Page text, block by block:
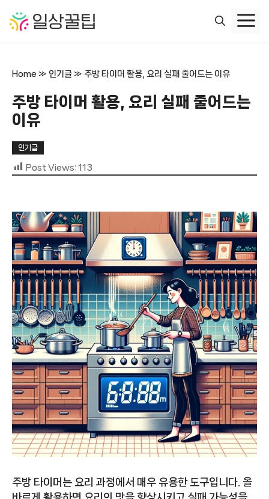
Home » 인기글 » 주방 타이머 활용, 요리 실패 줄어드는 이유
주방 타이머 활용, 요리 실패 줄어드는
이유
인기글
Post Views: 113
주방 타이머는 요리 과정에서 매우 유용한 도구입니다. 올